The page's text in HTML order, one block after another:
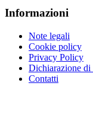
Informazioni
Note legali
Cookie policy
Privacy Policy
Dichiarazione
Contatti